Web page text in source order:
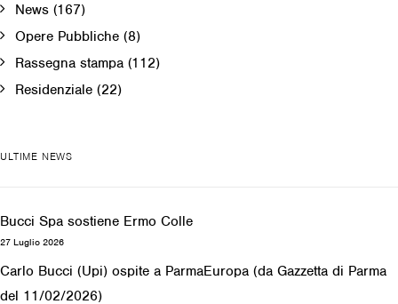
News (167)
Opere Pubbliche (8)
Rassegna stampa (112)
Residenziale (22)
ULTIME NEWS
Bucci Spa sostiene Ermo Colle
27 Luglio 2026
Carlo Bucci (Upi) ospite a ParmaEuropa (da Gazzetta di Parma
del 11/02/2026)